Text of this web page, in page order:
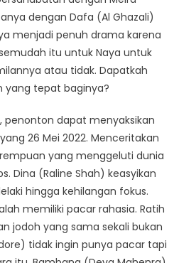
dengan Dafa (Al Ghazali)
menjadi penuh drama karena
itu untuk Naya untuk
atau tidak. Dapatkah
yang tepat baginya?
penonton dapat menyaksikan
26 Mei 2022. Menceritakan
yang menggeluti dunia
Dina (Raline Shah) keasyikan
hingga kehilangan fokus.
memiliki pacar rahasia. Ratih
jodoh yang sama sekali bukan
tidak ingin punya pacar tapi